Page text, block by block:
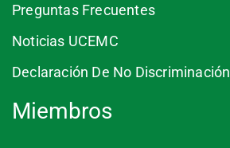
Preguntas Frecuentes
Noticias UCEMC
Declaración De No Discriminación
Miembros